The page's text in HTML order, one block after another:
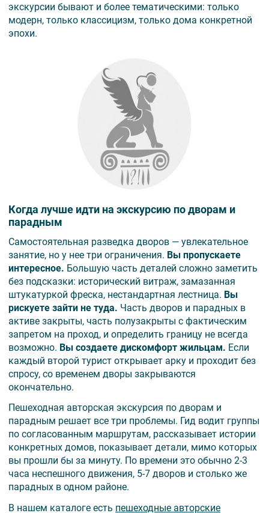
экскурсии бывают и более тематическими: только
модерн, только классицизм, только дома конкретной
эпохи.
Когда лучше идти на экскурсию по дворам и
парадным
Самостоятельная разведка дворов — увлекательное
занятие, но у нее три ограничения. Вы пропускаете
интересное. Большую часть деталей сложно заметить
без подсказки: исторический витраж, замазанная
штукатуркой фреска, нестандартная лестница. Вы
рискуете зайти не туда. Часть дворов и парадных в
активе закрыты, часть полузакрыты с фактическим
запретом на проход, и определить границу не всегда
возможно. Вы создаете дискомфорт жильцам. Если
каждый второй турист открывает арку и проходит без
спросу, со временем дворы закрываются
окончательно.
Пешеходная авторская экскурсия по дворам и
парадным решает все три проблемы. Гид водит группы
по согласованным маршрутам, рассказывает истории
конкретных домов, показывает детали, мимо которых
вы прошли бы за минуту. По времени это обычно 2-3
часа неспешного движения, 5-7 дворов и столько же
парадных в одном районе.
В нашем каталоге есть пешеходные авторские